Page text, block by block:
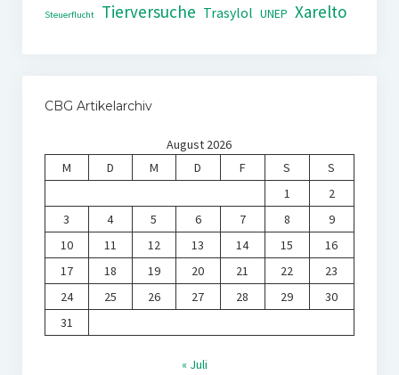
Steuerflucht Tierversuche Trasylol UNEP Xarelto
CBG Artikelarchiv
August 2026
M
D M D F S
S
1
2
3
4 5 6 7 8
9
10
11 12 13 14 15
16
17
18 19 20 21 22
23
24
25 26 27 28 29
30
31
« Juli